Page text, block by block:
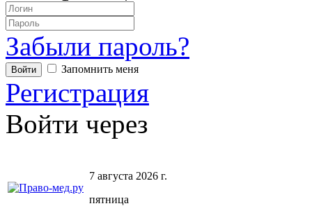
Забыли пароль?
Запомнить меня
Регистрация
Войти через
7 августа 2026 г.
пятница